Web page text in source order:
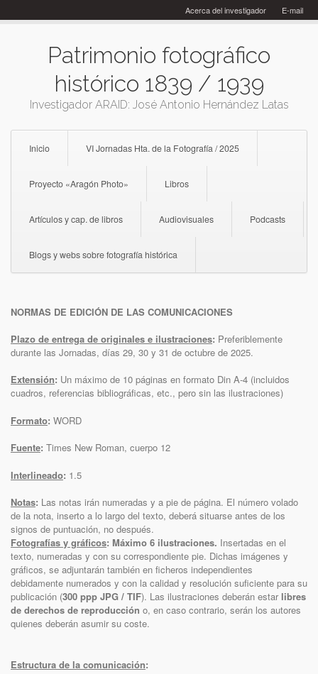
to
E-mail
Acerca del investigador
Patrimonio fotográfico
histórico 1839 / 1939
Investigador ARAID: José Antonio Hernández Latas
Inicio VI Jornadas Hta. de la Fotografía / 2025
Proyecto «Aragón Photo» Libros
Artículos y cap. de libros Audiovisuales Podcasts
Blogs y webs sobre fotografía histórica
NORMAS DE EDICIÓN DE LAS COMUNICACIONES
Plazo de entrega de originales e ilustraciones: Preferiblemente
durante las Jornadas, días 29, 30 y 31 de octubre de 2025.
Extensión: Un máximo de 10 páginas en formato Din A-4 (incluidos
cuadros, referencias bibliográficas, etc., pero sin las ilustraciones)
Formato: WORD
Fuente: Times New Roman, cuerpo 12
Interlineado: 1.5
Notas: Las notas irán numeradas y a pie de página. El número volado
de la nota, inserto a lo largo del texto, deberá situarse antes de los
signos de puntuación, no después.
Fotografías y gráficos: Máximo 6 ilustraciones. Insertadas en el
texto, numeradas y con su correspondiente pie. Dichas imágenes y
gráficos, se adjuntarán también en ficheros independientes
debidamente numerados y con la calidad y resolución suficiente para su
publicación (300 ppp JPG / TIF). Las ilustraciones deberán estar libres
de derechos de reproducción o, en caso contrario, serán los autores
quienes deberán asumir su coste.
Estructura de la comunicación: